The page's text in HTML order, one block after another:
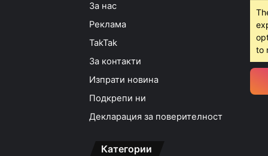
За нас
Реклама
TakTak
За контакти
Изпрати новина
Подкрепи ни
Декларация за поверителност
Категории
to